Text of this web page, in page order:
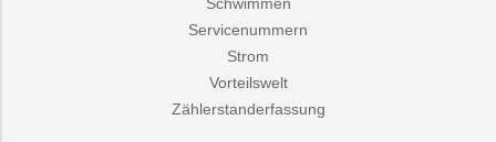
Servicenummern
Strom
Vorteilswelt
Zählerstanderfassung